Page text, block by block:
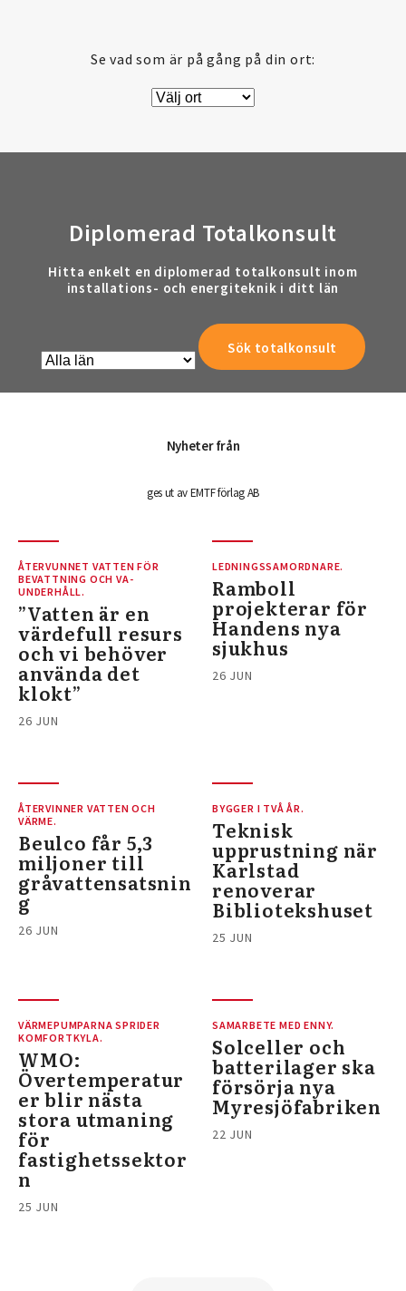
Se vad som är på gång på din ort:
Diplomerad Totalkonsult
Hitta enkelt en diplomerad totalkonsult inom
installations- och energiteknik i ditt län
Nyheter från
ges ut av EMTF förlag AB
ÅTERVUNNET VATTEN FÖR
BEVATTNING OCH VA-
UNDERHÅLL.
”Vatten är en
värdefull resurs
och vi behöver
använda det
klokt”
26 JUN
LEDNINGSSAMORDNARE.
Ramboll
projekterar för
Handens nya
sjukhus
26 JUN
ÅTERVINNER VATTEN OCH
VÄRME.
Beulco får 5,3
miljoner till
gråvattensatsnin
g
26 JUN
BYGGER I TVÅ ÅR.
Teknisk
upprustning när
Karlstad
renoverar
Bibliotekshuset
25 JUN
VÄRMEPUMPARNA SPRIDER
KOMFORTKYLA.
WMO:
Övertemperatur
er blir nästa
stora utmaning
för
fastighetssektor
n
25 JUN
SAMARBETE MED ENNY.
Solceller och
batterilager ska
försörja nya
Myresjöfabriken
22 JUN